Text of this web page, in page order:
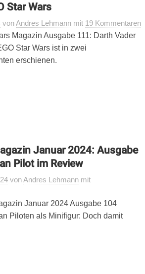
Star Wars
vonAndres Lehmann mit 19 Kommentaren
Magazin Ausgabe 111: Darth Vader
Star Wars ist in zwei
erschienen.
Januar 2024: Ausgabe
Pilot im Review
vonAndres Lehmann mit
Januar 2024 Ausgabe 104
Piloten als Minifigur: Doch damit